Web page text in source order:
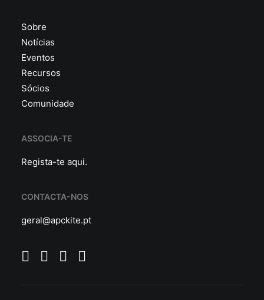
Sobre
Notícias
Eventos
Recursos
Sócios
Comunidade
ASSOCIA-TE
Regista-te aqui.
CONTACTA-NOS
geral@apckite.pt